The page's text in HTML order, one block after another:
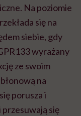
Na poziomie
się na
siebie, gdy
wyrażany
ze swoim
na
porusza i
przesuwają się